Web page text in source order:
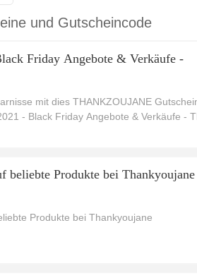
und Gutscheincode
Friday Angebote & Verkäufe -
mit dies THANKZOUJANE
- Black Friday Angebote & Verkäufe -
beliebte Produkte bei Thankyoujane
Produkte bei Thankyoujane